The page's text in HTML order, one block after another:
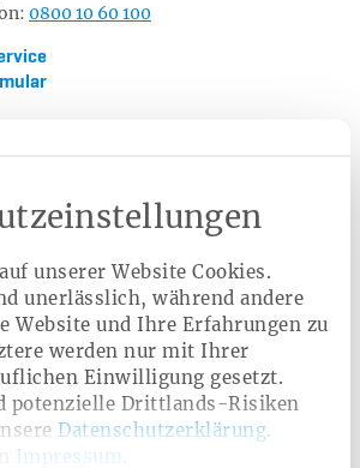
unserer Website Cookies.
unerlässlich, während andere
Website und Ihre Erfahrungen zu
werden nur mit Ihrer
Einwilligung gesetzt.
potenzielle Drittlands-Risiken
Datenschutzerklärung.
Impressum
0800 10 60 100
& Rezepte Stoffwechsel